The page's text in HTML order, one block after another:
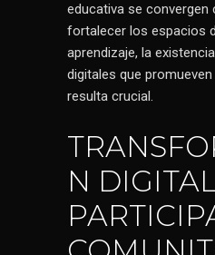
educativa se convergen
fortalecer los espacios
aprendizaje, la
digitales que
resulta crucial.
N